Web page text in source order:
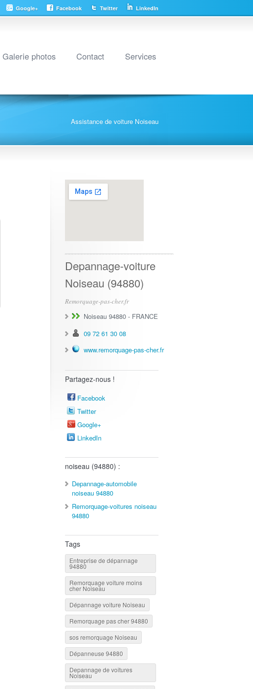
Google+ Facebook Twitter LinkedIn
Galerie photos Contact Services
Assistance de voiture Noiseau
Depannage-voiture
Noiseau (94880)
Remorquage-pas-cher.fr
Noiseau 94880 - FRANCE
09 72 61 30 08
www.remorquage-pas-cher.fr
Partagez-nous !
Facebook
Twitter
Google+
LinkedIn
noiseau (94880) :
Depannage-automobile
noiseau 94880
Remorquage-voitures noiseau
94880
Tags
Entreprise de dépannage
94880
Remorquage voiture moins
cher Noiseau
Dépannage voiture Noiseau
Remorquage pas cher 94880
sos remorquage Noiseau
Dépanneuse 94880
Depannage de voitures
Noiseau